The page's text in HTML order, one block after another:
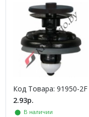
Код Товара: 91950-2F
2.93р.
⬤ В наличии